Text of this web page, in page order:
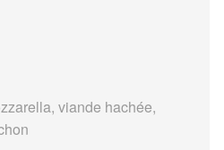
viande hachée,